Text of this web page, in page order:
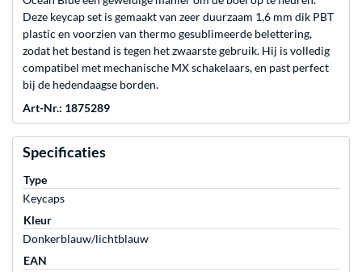
Deze keycap set is gemaakt van zeer duurzaam 1,6 mm dik PBT
plastic en voorzien van thermo gesublimeerde belettering,
zodat het bestand is tegen het zwaarste gebruik. Hij is volledig
compatibel met mechanische MX schakelaars, en past perfect
bij de hedendaagse borden.
Art-Nr.: 1875289
Specificaties
Type
Keycaps
Kleur
Donkerblauw/lichtblauw
EAN